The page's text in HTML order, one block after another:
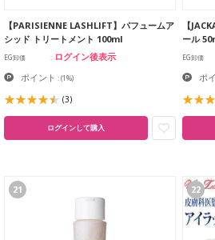
【PARISIENNE LASHLIFT】パフュームア
シッド トリートメント 100ml
EG卸価 ログイン後表示
ポイント :(1%)
(3)
ログインして購入
【
ール
EG卸価
ポ
21 22